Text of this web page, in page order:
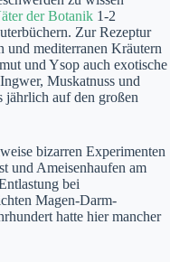
der Botanik 1-2
Zur Rezeptur
und mediterranen Kräutern
und Ysop auch exotische
Muskatnuss und
jährlich auf den großen
bizarren Experimenten
und Ameisenhaufen am
bei
Magen-Darm-
hatte hier mancher